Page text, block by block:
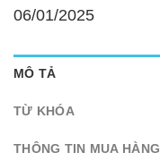
06/01/2025
MÔ TẢ
TỪ KHÓA
THÔNG TIN MUA HÀNG